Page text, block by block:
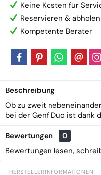
Keine Kosten für
Reservieren & abholen
Kompetente Berater
Beschreibung
Ob zu zweit
bei der Genf Duo ist dank
Bewertungen
0
Bewertungen lesen,
HERSTELLERINFORMATIONEN